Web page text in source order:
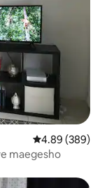
Ukadiriaji wa
4.89 (389)
maegesho